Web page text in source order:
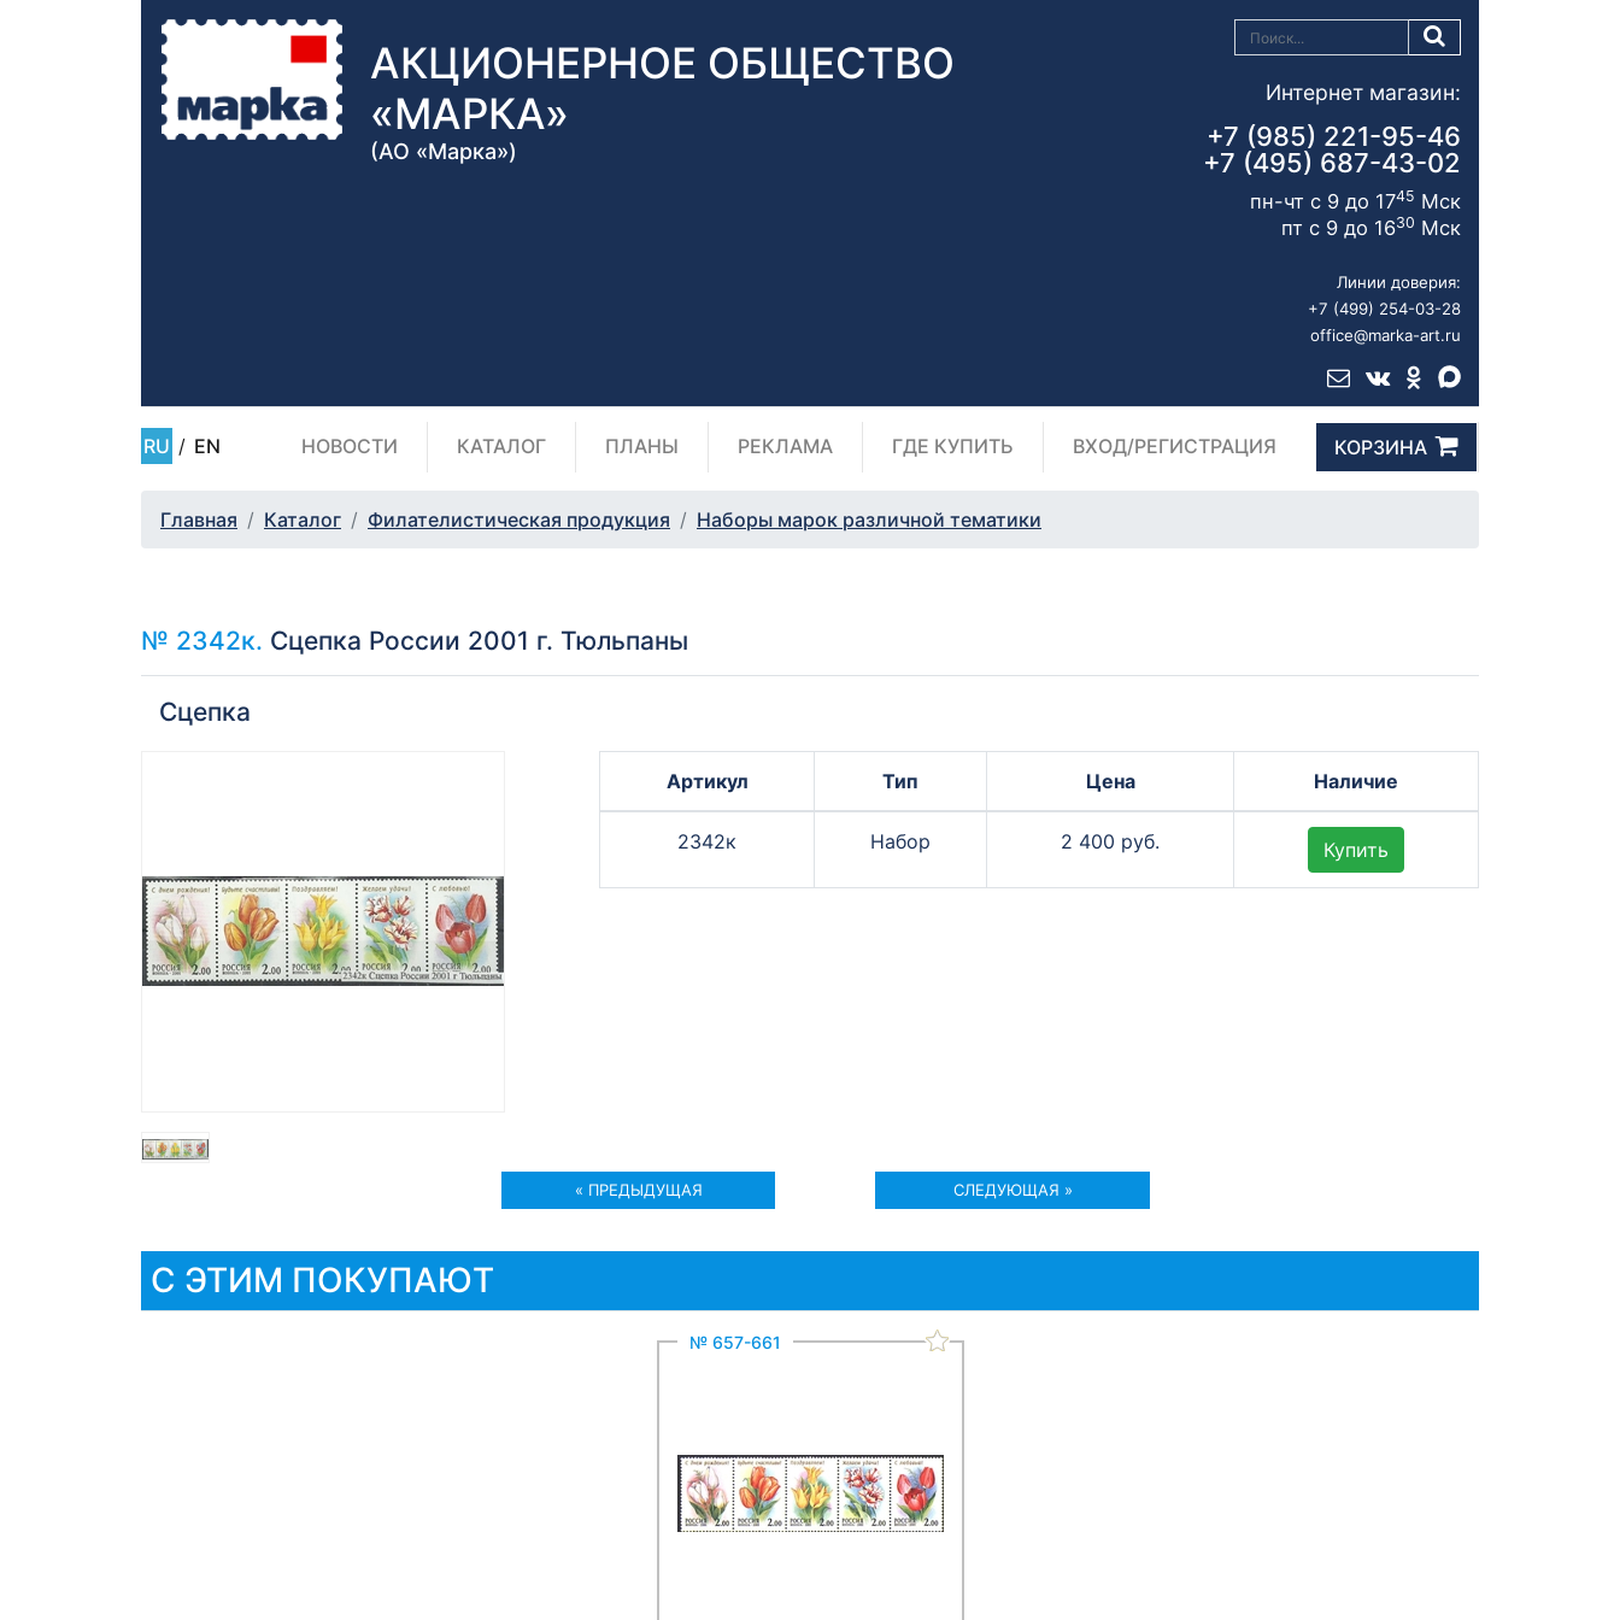
АКЦИОНЕРНОЕ ОБЩЕСТВО
«МАРКА»
(АО «Марка»)
Интернет магазин:
+7 (985) 221-95-46
+7 (495) 687-43-02
пн-чт с 9 до 1745 Мск
пт с 9 до 1630 Мск
Линии доверия:
+7 (499) 254-03-28
office@marka-art.ru
RU / EN НОВОСТИ КАТАЛОГ ПЛАНЫ РЕКЛАМА ГДЕ КУПИТЬ ВХОД/РЕГИСТРАЦИЯ КОРЗИНА
Главная Каталог Филателистическая продукция Наборы марок различной тематики
№ 2342к. Сцепка России 2001 г. Тюльпаны
Сцепка
Артикул Тип Цена Наличие
2342к Набор 2 400 руб. Купить
« ПРЕДЫДУЩАЯ СЛЕДУЮЩАЯ »
С ЭТИМ ПОКУПАЮТ
№ 657-661